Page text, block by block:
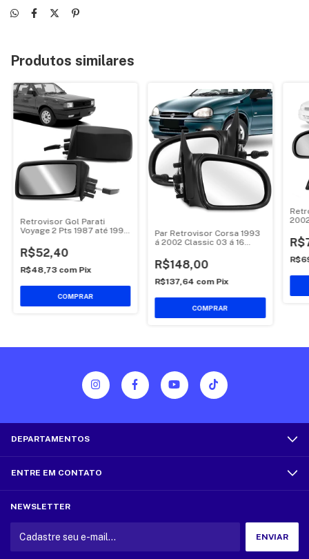
Produtos similares
Retrovisor Gol Parati
Voyage 2 Pts 1987 até 1994
R$52,40
R$48,73 com Pix
COMPRAR
Par Retrovisor Corsa 1993
á 2002 Classic 03 á 16
R$148,00
R$137,64 com Pix
DEPARTAMENTOS
ENTRE EM CONTATO
NEWSLETTER